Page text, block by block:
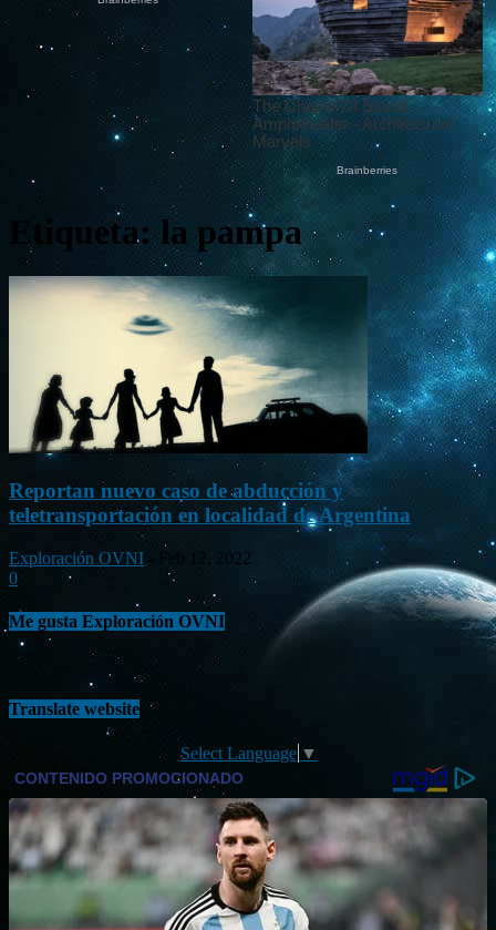
Etiqueta: la pampa
Reportan nuevo caso de abducción y
teletransportación en localidad de Argentina
Exploración OVNI
Feb 12, 2022
0
Me gusta Exploración OVNI
Translate website
Select Language ▼